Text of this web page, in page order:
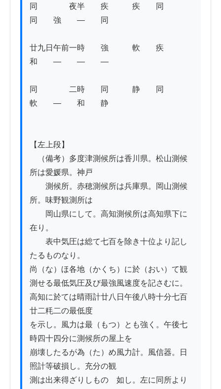
同　　　　夜半　　疾　　　疾　　同
同　　強　　―　　同
廿九日午前一時　　強　　　軟　　疾
和　　―　　―　　―
同　　　　二時　　同　　　静　　同
軟　　―　　和　　静
【左上段】
（備考）多度津測候所は香川県。松山測候
所は愛媛県。神戸
測候所。赤穂測候所は兵庫県。岡山測候
所。味野観測所は
岡山県にして。高知測候所は高知県下に
在り。
表中気圧は総て七百を除き十位より記し
たるものなり。
尚（な）ほ各地（かくち）に於（おい）て観
測せる最低気圧及び最強風速度を記さむに。
高知に於ては晴雨計廿八日午後八時十分七百
廿二粍二の最低度
を示し。風力は最（もつ）とも強く。午後七
時四十四分に測候所の屋上を
崩壊したるが為（た）め風力計。風信器。日
照計等破損し。充分の観
測は出来得ざりしものゝ如し。左に同所より